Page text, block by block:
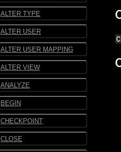
ALTER TYPE
ALTER USER
ALTER USER MAPPING
ALTER VIEW
ANALYZE
BEGIN
CHECKPOINT
CLOSE